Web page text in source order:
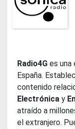
Radio4G es una
España.
contenido
Electrónica y
atraído a
el extranjero.